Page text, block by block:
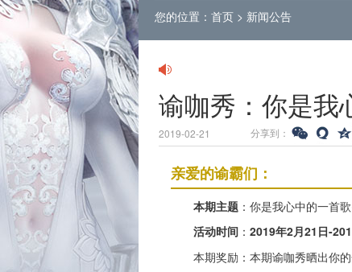
您的位置： 首页 > 新闻公告
谕咖秀：你是我
2019-02-21 分享到：
亲爱的谕霸们：
本期主题 ：你是我心中的一首
活动时间 ： 2019年2月21日-
本期奖励：本期谕咖秀晒出你